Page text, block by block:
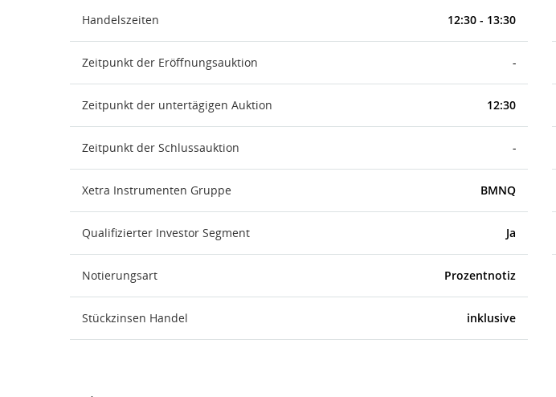
Handelszeiten 12:30 - 13:30
Zeitpunkt der Eröffnungsauktion -
Zeitpunkt der untertägigen Auktion 12:30
Zeitpunkt der Schlussauktion -
Xetra Instrumenten Gruppe BMNQ
Qualifizierter Investor Segment Ja
Notierungsart Prozentnotiz
Stückzinsen Handel inklusive